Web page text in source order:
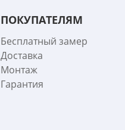
ПОКУПАТЕЛЯМ
Бесплатный замер
Доставка
Монтаж
Гарантия